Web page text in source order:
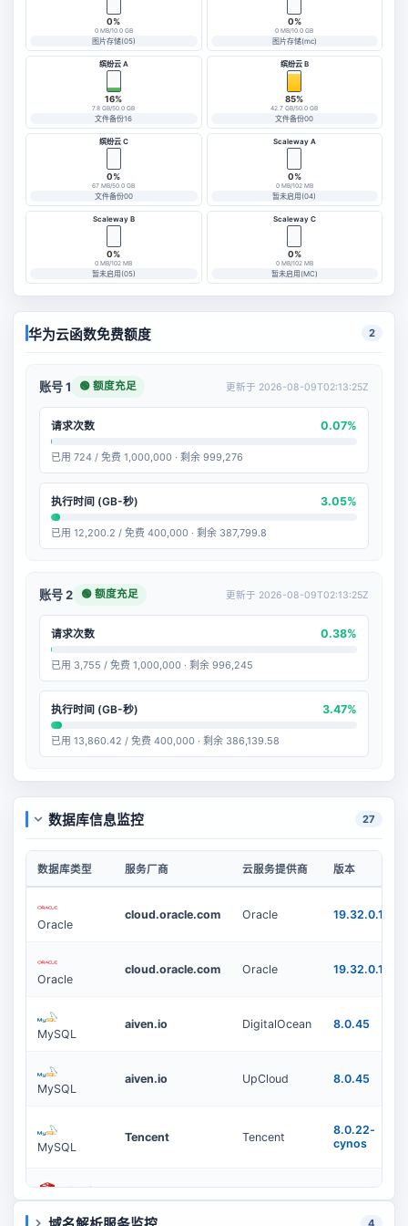
0%
0 MB/10.0 GB
图片存储(05)
0%
0 MB/10.0 GB
图片存储(mc)
缤纷云 A
16%
7.8 GB/50.0 GB
文件备份16
缤纷云 B
85%
42.7 GB/50.0 GB
文件备份00
缤纷云 C
0%
67 MB/50.0 GB
文件备份00
Scaleway A
0%
0 MB/102 MB
暂未启用(04)
Scaleway B
0%
0 MB/102 MB
暂未启用(05)
Scaleway C
0%
0 MB/102 MB
暂未启用(MC)
华为云函数免费额度 2
账号 1 🟢 额度充足 更新于 2026-08-09T02:13:25Z
请求次数 0.07%
已用 724 / 免费 1,000,000 · 剩余 999,276
执行时间 (GB-秒) 3.05%
已用 12,200.2 / 免费 400,000 · 剩余 387,799.8
账号 2 🟢 额度充足 更新于 2026-08-09T02:13:25Z
请求次数 0.38%
已用 3,755 / 免费 1,000,000 · 剩余 996,245
执行时间 (GB-秒) 3.47%
已用 13,860.42 / 免费 400,000 · 剩余 386,139.58
数据库信息监控 27
数据库类型 服务厂商 云服务提供商 版本
Oracle
cloud.oracle.com Oracle 19.32.0.1.0
Oracle
cloud.oracle.com Oracle 19.32.0.1.0
MySQL
aiven.io DigitalOcean 8.0.45
MySQL
aiven.io UpCloud 8.0.45
MySQL
Tencent Tencent
8.0.22-
cynos
Redis aiven.io DigitalOcean 7.2.4
4